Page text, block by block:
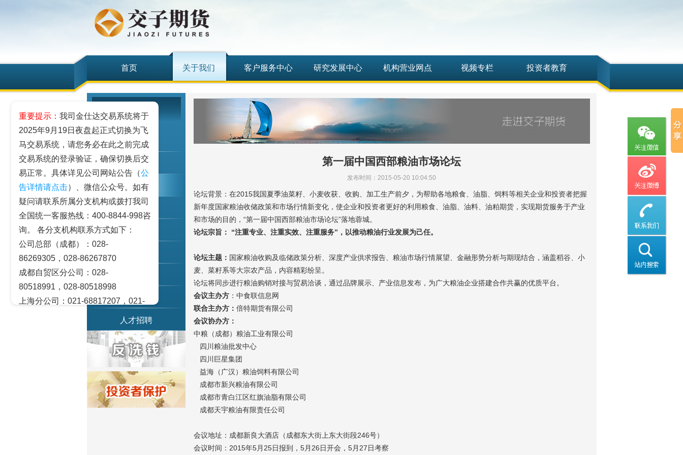
首页 关于我们 客户服务中心 研究发展中心 机构营业网点 视频专栏 投资者教育
公司概况
公司公告
公司动态
员工信息
联系我们
茂川资本
人才招聘
第一届中国西部粮油市场论坛
发布时间：2015-05-20 10:04:50
论坛背景：在2015我国夏季油菜籽、小麦收获、收购、加工生产前夕，为帮助各地粮食、油脂、饲料等相关企业和投资者把握
新年度国家粮油收储政策和市场行情新变化，使企业和投资者更好的利用粮食、油脂、油料、油粕期货，实现期货服务于产业
和市场的目的，“第一届中国西部粮油市场论坛”落地蓉城。
论坛宗旨： “注重专业、注重实效、注重服务”，以推动粮油行业发展为己任。
论坛主题： 国家粮油收购及临储政策分析、深度产业供求报告、粮油市场行情展望、金融形势分析与期现结合，涵盖稻谷、小
麦、菜籽系等大宗农产品，内容精彩纷呈。
论坛将同步进行粮油购销对接与贸易洽谈，通过品牌展示、产业信息发布，为广大粮油企业搭建合作共赢的优质平台。
会议主办方：中食联信息网
联合主办方： 倍特期货有限公司
会议协办方：
中粮（成都）粮油工业有限公司
四川粮油批发中心
四川巨星集团
益海（广汉）粮油饲料有限公司
成都市新兴粮油有限公司
成都市青白江区红旗油脂有限公司
成都天宇粮油有限责任公司
会议地址：成都新良大酒店（成都东大街上东大街段246号）
会议时间：2015年5月25日报到，5月26日开会，5月27日考察
重要提示： 我司金仕达交易系统将于
2025年9月19日夜盘起正式切换为飞
马交易系统，请您务必在此之前完成
交易系统的登录验证，确保切换后交
易正常。具体详见公司网站公告（公
告详情请点击）、微信公众号。如有
疑问请联系所属分支机构或拨打我司
全国统一客服热线：400-8844-998咨
询。 各分支机构联系方式如下：
公司总部（成都）：028-
86269305，028-86267870
成都自贸区分公司：028-
80518991，028-80518998
上海分公司：021-68817207，021-
北京营业部：010-65005128
广州营业部：020-28129909，020-
青岛营业部：0532-83101951、
天津营业部：022-58812601，022-